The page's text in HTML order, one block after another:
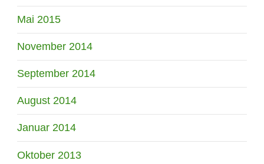
Mai 2015
November 2014
September 2014
August 2014
Januar 2014
Oktober 2013